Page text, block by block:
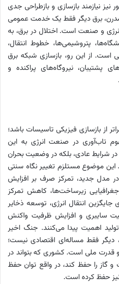
نیز نیازمند بازسازی و بازطراحی جدی
برق دیگر فقط یک خدمت عمومی
و صنعت است. اختلال در برق، به
پتروشیمی‌ها، خطوط انتقال،
است. از این رو، بازسازی شبکه برق
پشتیبان، نیروگاه‌های پراکنده و
از بازسازی فیزیکی تاسیسات باشد؛
تاب‌آوری در صنعت انرژی به این
شرایط عادی، بلکه در وضعیت بحران
این موضوع مستلزم تغییر نگاه سنتی
مدل جدید، تمرکز صرف بر افزایش
زیرساخت‌ها، کاهش تمرکز
انتقال انرژی، توسعه ذخایر
سایبری و افزایش ظرفیت واکنش
اهمیت پیدا می‌کنند. جنگ اخیر
دیگر فقط مساله‌ای اقتصادی نیست؛
و قدرت ملی است. کشوری که بتواند در
گاز را حفظ کند، در واقع توان حفظ
حفظ کرده است.